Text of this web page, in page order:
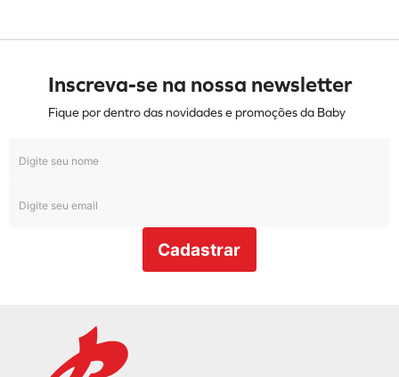
Inscreva-se na nossa newsletter
Fique por dentro das novidades e promoções da Baby
Cadastrar